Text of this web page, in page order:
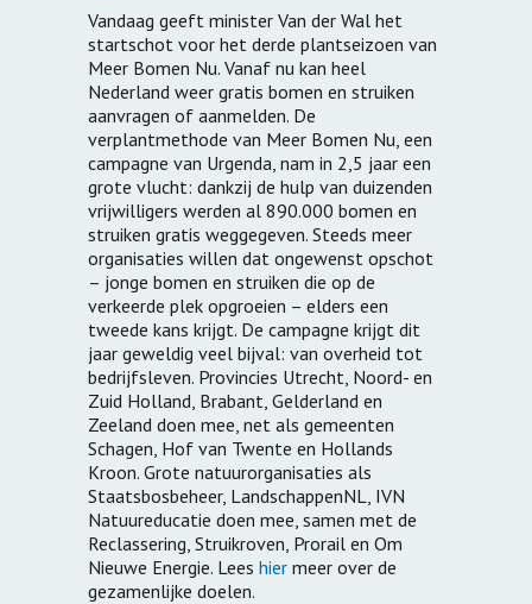
Vandaag geeft minister Van der Wal het
startschot voor het derde plantseizoen van
Meer Bomen Nu. Vanaf nu kan heel
Nederland weer gratis bomen en struiken
aanvragen of aanmelden. De
verplantmethode van Meer Bomen Nu, een
campagne van Urgenda, nam in 2,5 jaar een
grote vlucht: dankzij de hulp van duizenden
vrijwilligers werden al 890.000 bomen en
struiken gratis weggegeven. Steeds meer
organisaties willen dat ongewenst opschot
– jonge bomen en struiken die op de
verkeerde plek opgroeien – elders een
tweede kans krijgt. De campagne krijgt dit
jaar geweldig veel bijval: van overheid tot
bedrijfsleven. Provincies Utrecht, Noord- en
Zuid Holland, Brabant, Gelderland en
Zeeland doen mee, net als gemeenten
Schagen, Hof van Twente en Hollands
Kroon. Grote natuurorganisaties als
Staatsbosbeheer, LandschappenNL, IVN
Natuureducatie doen mee, samen met de
Reclassering, Struikroven, Prorail en Om
Nieuwe Energie. Lees hier meer over de
gezamenlijke doelen.